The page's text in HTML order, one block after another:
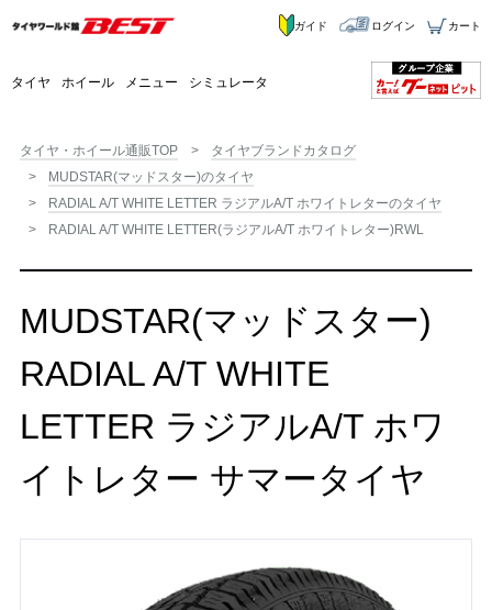
タイヤ ホイール メニュー シミュレータ
ガイド ログイン カート
タイヤ・ホイール通販TOP
タイヤブランドカタログ
MUDSTAR(マッドスター)のタイヤ
RADIAL A/T WHITE LETTER ラジアルA/T ホワイトレターのタイヤ
RADIAL A/T WHITE LETTER(ラジアルA/T ホワイトレター)RWL
MUDSTAR(マッドスター)
RADIAL A/T WHITE
LETTER ラジアルA/T ホワ
イトレター サマータイヤ